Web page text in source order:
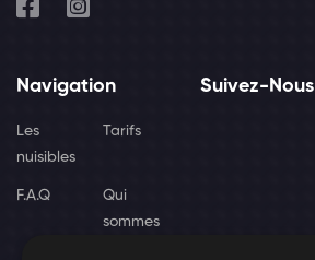
Navigation
Les
nuisibles
Tarifs
F.A.Q
Qui
sommes
Suivez-Nous